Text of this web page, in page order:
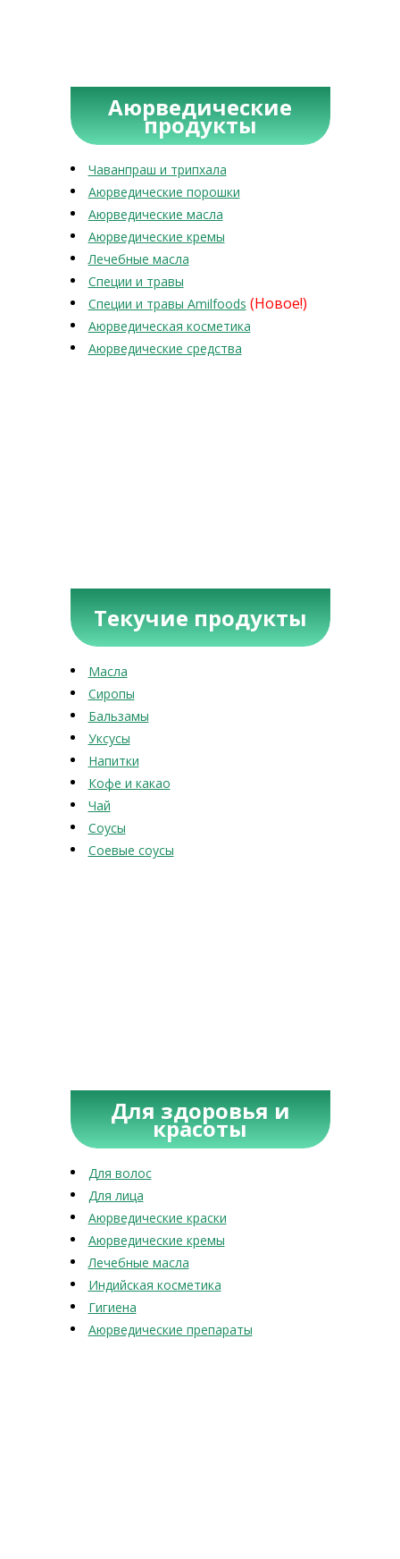
Аюрведические
продукты
Чаванпраш и трипхала
Аюрведические порошки
Аюрведические масла
Аюрведические кремы
Лечебные масла
Специи и травы
Специи и травы Amilfoods (Новое!)
Аюрведическая косметика
Аюрведические средства
Текучие продукты
Масла
Сиропы
Бальзамы
Уксусы
Напитки
Кофе и какао
Чай
Соусы
Соевые соусы
Для здоровья и
красоты
Для волос
Для лица
Аюрведические краски
Аюрведические кремы
Лечебные масла
Индийская косметика
Гигиена
Аюрведические препараты